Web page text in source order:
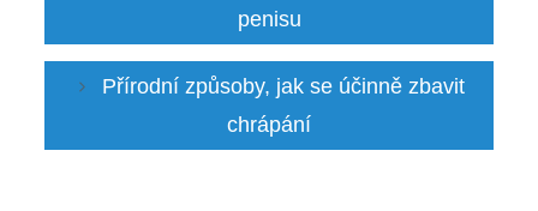
penisu
Přírodní způsoby, jak se účinně zbavit
chrápání